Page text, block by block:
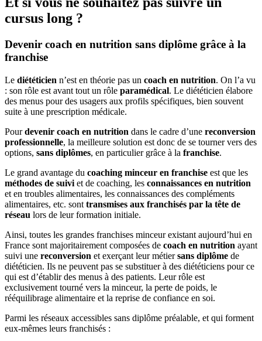
cursus long ?
Devenir coach en nutrition sans diplôme grâce à la
franchise
Le diététicien n’est en théorie pas un coach en nutrition. On l’a vu
: son rôle est avant tout un rôle paramédical. Le diététicien élabore
des menus pour des usagers aux profils spécifiques, bien souvent
suite à une prescription médicale.
Pourdevenir coach en nutrition dans le cadre d’une reconversion
professionnelle, la meilleure solution est donc de se tourner vers des
options, sans diplômes, en particulier grâce à la franchise.
Le grand avantage du coaching minceur en franchise est que les
méthodes de suivi et de coaching, les connaissances en nutrition
et en troubles alimentaires, les connaissances des compléments
alimentaires, etc. sont transmises aux franchisés par la tête de
réseau lors de leur formation initiale.
Ainsi, toutes les grandes franchises minceur existant aujourd’hui en
France sont majoritairement composées de coach en nutrition ayant
suivi une reconversion et exerçant leur métiersans diplôme de
diététicien. Ils ne peuvent pas se substituer à des diététiciens pour ce
qui est d’établir des menus à des patients. Leur rôle est
exclusivement tourné vers la minceur, la perte de poids, le
rééquilibrage alimentaire et la reprise de confiance en soi.
Parmi les réseaux accessibles sans diplôme préalable, et qui forment
eux-mêmes leurs franchisés :